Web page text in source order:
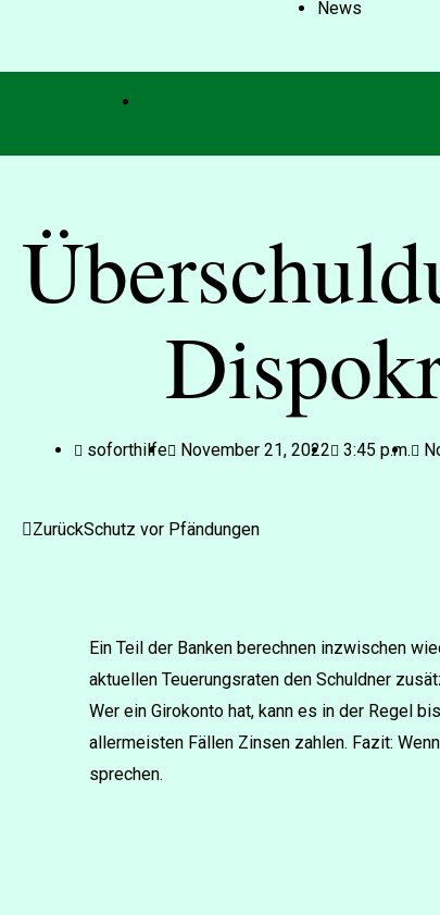
News
soforthilfe November 21, 2022 3:45 p.m.
ZurückSchutz vor Pfändungen
Ein Teil der Banken berechnen inzwischen
aktuellen Teuerungsraten den Schuldner
Wer ein Girokonto hat, kann es in der Regel
allermeisten Fällen Zinsen zahlen. Fazit:
sprechen.